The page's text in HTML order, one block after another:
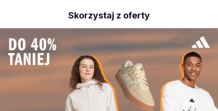
Skorzystaj z oferty